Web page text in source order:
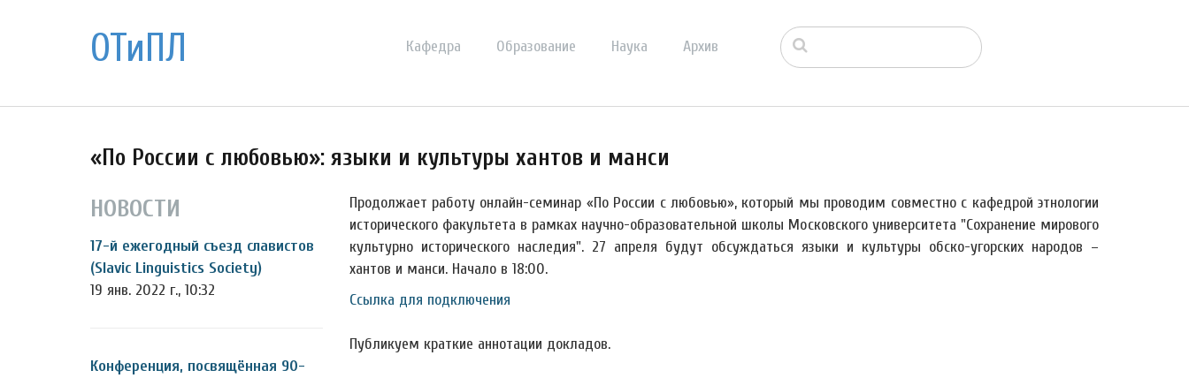
ОТиПЛ Кафедра Образование Наука Архив
«По России с любовью»: языки и культуры хантов и манси
НОВОСТИ
17-й ежегодный съезд славистов
(Slavic Linguistics Society)
19 янв. 2022 г., 10:32
Конференция, посвящённая 90-
Продолжает работу онлайн-семинар «По России с любовью», который мы проводим совместно с кафедрой этнологии
исторического факультета в рамках научно-образовательной школы Московского университета "Сохранение мирового
культурно исторического наследия". 27 апреля будут обсуждаться языки и культуры обско-угорских народов –
хантов и манси. Начало в 18:00.
Ссылка для подключения
Публикуем краткие аннотации докладов.